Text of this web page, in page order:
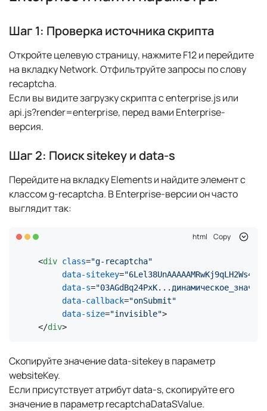
Шаг 1: Проверка источника скрипта
Откройте целевую страницу, нажмите F12 и перейдите
на вкладку Network. Отфильтруйте запросы по слову
recaptcha.
Если вы видите загрузку скрипта с enterprise.js или
api.js?render=enterprise, перед вами Enterprise-
версия.
Шаг 2: Поиск sitekey и data-s
Перейдите на вкладку Elements и найдите элемент с
классом g-recaptcha. В Enterprise-версии он часто
выглядит так:
html Copy
<div class="g-recaptcha"
data-sitekey=
data-s=
data-callback="onSubmit"
data-size="invisible">
</div>
Скопируйте значение data-sitekey в параметр
websiteKey.
Если присутствует атрибут data-s, скопируйте его
значение в параметр recaptchaDataSValue.